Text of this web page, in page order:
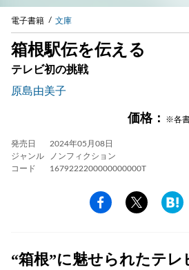
電子書籍 文庫
箱根駅伝を伝える
テレビ初の挑戦
原島由美子
価格： ※各
発売日
2024年05月08日
ジャンル
ノンフィクション
コード
1679222200000000000T
“箱根”に魅せられたテレ